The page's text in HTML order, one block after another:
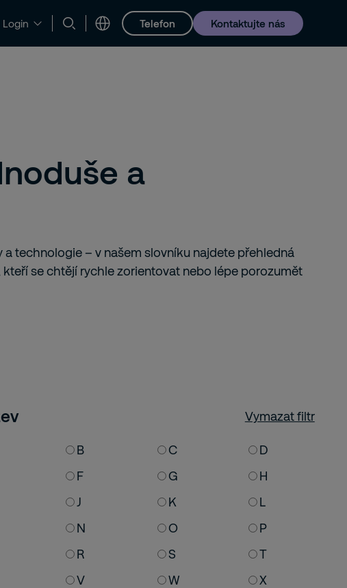
Login Telefon Kontaktujte nás
a
technologie – v našem slovníku najdete přehledná
se chtějí rychle zorientovat nebo lépe porozumět
Vymazat filtr
B C
D
F G
H
J K
L
N O
P
R S
T
V W
X